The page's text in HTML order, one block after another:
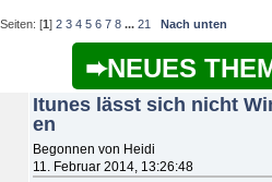
Seiten: [1] 2 3 4 5 6 7 8 ... 21 Nach unten
NEUES
Itunes lässt sich nicht
en
Begonnen von Heidi
11. Februar 2014, 13:26:48